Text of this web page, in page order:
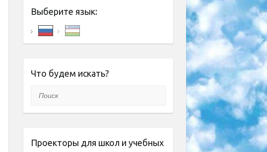
Выберите язык:
Что будем искать?
Поиск
Проекторы для школ и учебных